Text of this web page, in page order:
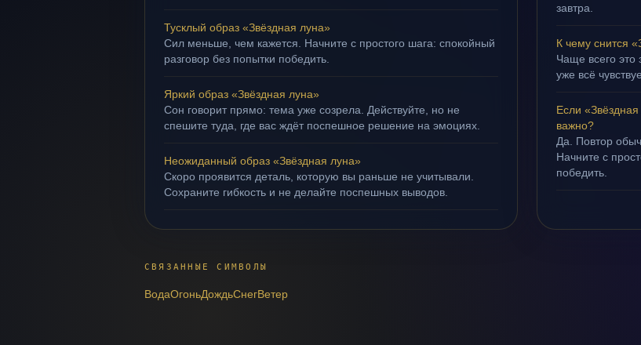
Тусклый образ «Звёздная луна»
Сил меньше, чем кажется. Начните с простого шага: спокойный
разговор без попытки победить.
Яркий образ «Звёздная луна»
Сон говорит прямо: тема уже созрела. Действуйте, но не
спешите туда, где вас ждёт поспешное решение на эмоциях.
Неожиданный образ «Звёздная луна»
Скоро проявится деталь, которую вы раньше не учитывали.
Сохраните гибкость и не делайте поспешных выводов.
завтра.
К чему снится
Чаще всего это
уже всё
Если
важно?
Да. Повтор
Начните с
победить.
СВЯЗАННЫЕ СИМВОЛЫ
ВодаОгоньДождьСнегВетер